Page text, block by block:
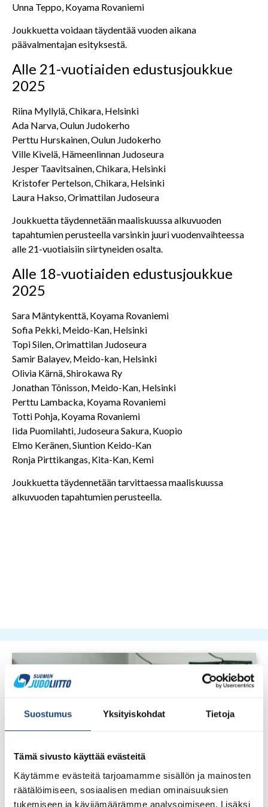
Suostumus Yksityiskohdat Tietoja
Tämä sivusto käyttää evästeitä
Käytämme evästeitä tarjoamamme sisällön ja mainosten
räätälöimiseen, sosiaalisen median ominaisuuksien
tukemiseen ja kävijämäärämme analysoimiseen. Lisäksi
Unna Teppo, Koyama Rovaniemi
Joukkuetta voidaan täydentää vuoden aikana
päävalmentajan esityksestä.
Alle 21-vuotiaiden edustusjoukkue
2025
Riina Myllylä, Chikara, Helsinki
Ada Narva, Oulun Judokerho
Perttu Hurskainen, Oulun Judokerho
Ville Kivelä, Hämeenlinnan Judoseura
Jesper Taavitsainen, Chikara, Helsinki
Kristofer Pertelson, Chikara, Helsinki
Laura Hakso, Orimattilan Judoseura
Joukkuetta täydennetään maaliskuussa alkuvuoden
tapahtumien perusteella varsinkin juuri vuodenvaihteessa
alle 21-vuotiaisiin siirtyneiden osalta.
Alle 18-vuotiaiden edustusjoukkue
2025
Sara Mäntykenttä, Koyama Rovaniemi
Sofia Pekki, Meido-Kan, Helsinki
Topi Silen, Orimattilan Judoseura
Samir Balayev, Meido-kan, Helsinki
Olivia Kärnä, Shirokawa Ry
Jonathan Tõnisson, Meido-Kan, Helsinki
Perttu Lambacka, Koyama Rovaniemi
Totti Pohja, Koyama Rovaniemi
Iida Puomilahti, Judoseura Sakura, Kuopio
Elmo Keränen, Siuntion Keido-Kan
Ronja Pirttikangas, Kita-Kan, Kemi
Joukkuetta täydennetään tarvittaessa maaliskuussa
alkuvuoden tapahtumien perusteella.